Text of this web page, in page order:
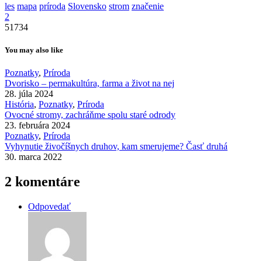
les mapa príroda Slovensko strom značenie
2
51734
You may also like
Poznatky, Príroda
Dvorisko – permakultúra, farma a život na nej
28. júla 2024
História, Poznatky, Príroda
Ovocné stromy, zachráňme spolu staré odrody
23. februára 2024
Poznatky, Príroda
Vyhynutie živočíšnych druhov, kam smerujeme? Časť druhá
30. marca 2022
2 komentáre
Odpovedať